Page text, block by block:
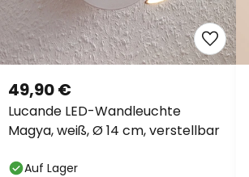
Lucande LED-Wandleuchte
Magya, weiß, Ø 14 cm, verstellbar
49,90 €
Auf Lager